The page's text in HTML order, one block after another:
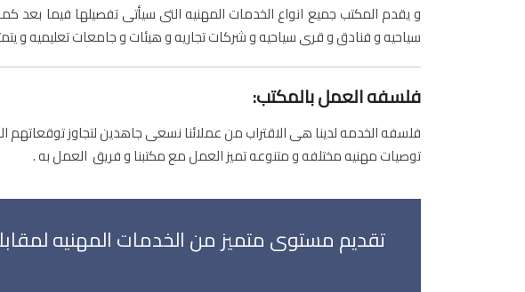
و يقدم المكتب جميع انواع الخدمات المهنيه التى سيأتى تفصيلها فيما
سياحيه و فنادق و قرى سياحيه و شركات تجاريه و هيئات و جامعات تعليميه و
فلسفه العمل بالمكتب:
فلسفه الخدمه لدينا هى الاقتراب من عملائنا نسعى جاهدين لتجاوز
توصيات مهنيه مختلفه و متنوعه تميز العمل مع مكتبنا و فريق العمل به .
تقديم مستوى متميز من الخدمات المهنيه